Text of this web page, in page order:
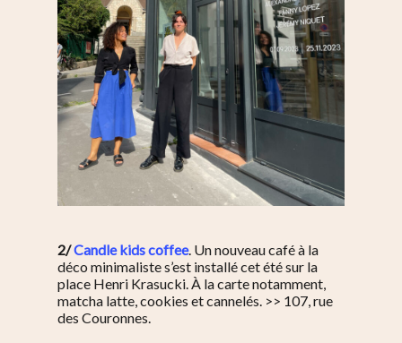
2/Candle kids coffee. Un nouveau café à la
déco minimaliste s’est installé cet été sur la
place Henri Krasucki. À la carte notamment,
matcha latte, cookies et cannelés. >> 107, rue
des Couronnes.